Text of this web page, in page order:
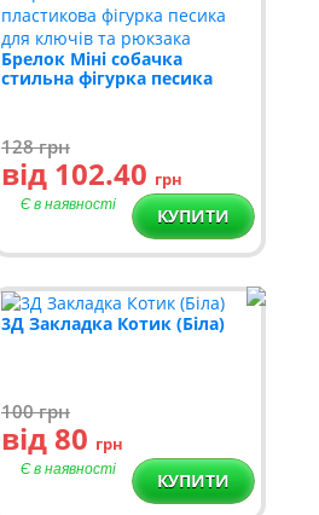
Брелок Міні собачка
стильна фігурка песика
128грн
від 102.40 грн
Є в наявності КУПИТИ
3Д Закладка Котик (Біла)
100грн
від 80 грн
Є в наявності КУПИТИ